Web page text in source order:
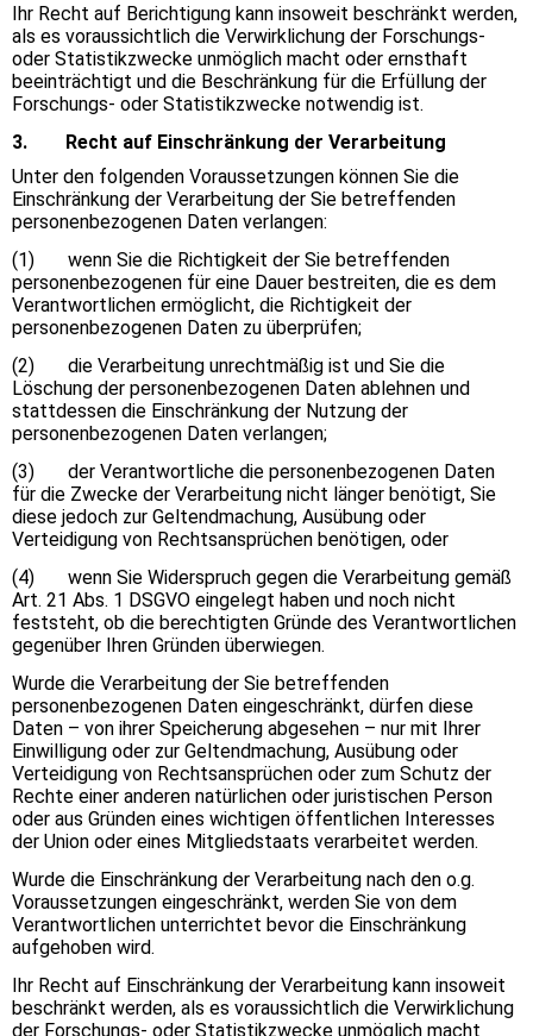
Ihr Recht auf Berichtigung kann insoweit beschränkt werden,
als es voraussichtlich die Verwirklichung der Forschungs-
oder Statistikzwecke unmöglich macht oder ernsthaft
beeinträchtigt und die Beschränkung für die Erfüllung der
Forschungs- oder Statistikzwecke notwendig ist.
3. Recht auf Einschränkung der Verarbeitung
Unter den folgenden Voraussetzungen können Sie die
Einschränkung der Verarbeitung der Sie betreffenden
personenbezogenen Daten verlangen:
(1) wenn Sie die Richtigkeit der Sie betreffenden
personenbezogenen für eine Dauer bestreiten, die es dem
Verantwortlichen ermöglicht, die Richtigkeit der
personenbezogenen Daten zu überprüfen;
(2) die Verarbeitung unrechtmäßig ist und Sie die
Löschung der personenbezogenen Daten ablehnen und
stattdessen die Einschränkung der Nutzung der
personenbezogenen Daten verlangen;
(3) der Verantwortliche die personenbezogenen Daten
für die Zwecke der Verarbeitung nicht länger benötigt, Sie
diese jedoch zur Geltendmachung, Ausübung oder
Verteidigung von Rechtsansprüchen benötigen, oder
(4) wenn Sie Widerspruch gegen die Verarbeitung gemäß
Art. 21 Abs. 1 DSGVO eingelegt haben und noch nicht
feststeht, ob die berechtigten Gründe des Verantwortlichen
gegenüber Ihren Gründen überwiegen.
Wurde die Verarbeitung der Sie betreffenden
personenbezogenen Daten eingeschränkt, dürfen diese
Daten – von ihrer Speicherung abgesehen – nur mit Ihrer
Einwilligung oder zur Geltendmachung, Ausübung oder
Verteidigung von Rechtsansprüchen oder zum Schutz der
Rechte einer anderen natürlichen oder juristischen Person
oder aus Gründen eines wichtigen öffentlichen Interesses
der Union oder eines Mitgliedstaats verarbeitet werden.
Wurde die Einschränkung der Verarbeitung nach den o.g.
Voraussetzungen eingeschränkt, werden Sie von dem
Verantwortlichen unterrichtet bevor die Einschränkung
aufgehoben wird.
Ihr Recht auf Einschränkung der Verarbeitung kann insoweit
beschränkt werden, als es voraussichtlich die Verwirklichung
der Forschungs- oder Statistikzwecke unmöglich macht